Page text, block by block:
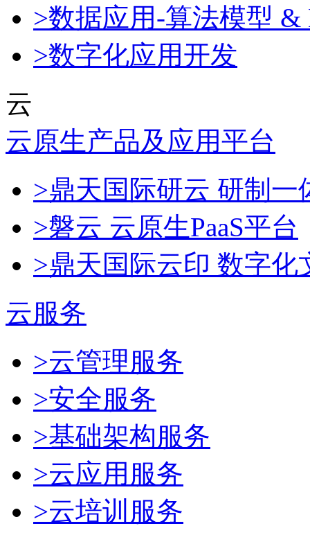
>数据应用-算法模型 &
>数字化应用开发
云
云原生产品及应用平台
>鼎天国际研云 研制
>磐云 云原生PaaS平台
>鼎天国际云印 数字化
云服务
>云管理服务
>安全服务
>基础架构服务
>云应用服务
>云培训服务